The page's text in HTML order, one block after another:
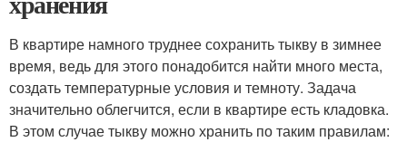
В квартире намного труднее сохранить тыкву в зимнее
время, ведь для этого понадобится найти много места,
создать температурные условия и темноту. Задача
значительно облегчится, если в квартире есть кладовка.
В этом случае тыкву можно хранить по таким правилам: